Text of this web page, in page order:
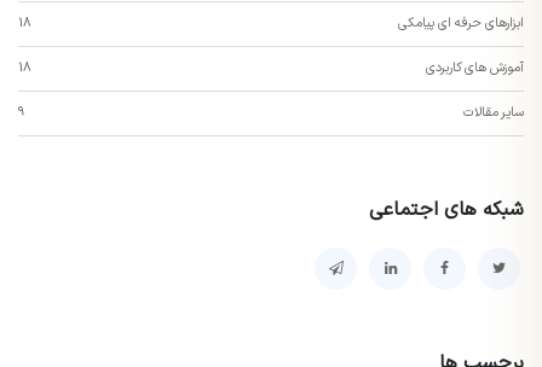
ابزارهای حرفه ای پیامکی 18
آموزش های کاربردی 18
سایر مقالات 9
شبکه های اجتماعی